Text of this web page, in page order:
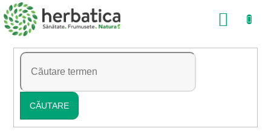
Treci
la
conținut
CĂUTARE
COŞ